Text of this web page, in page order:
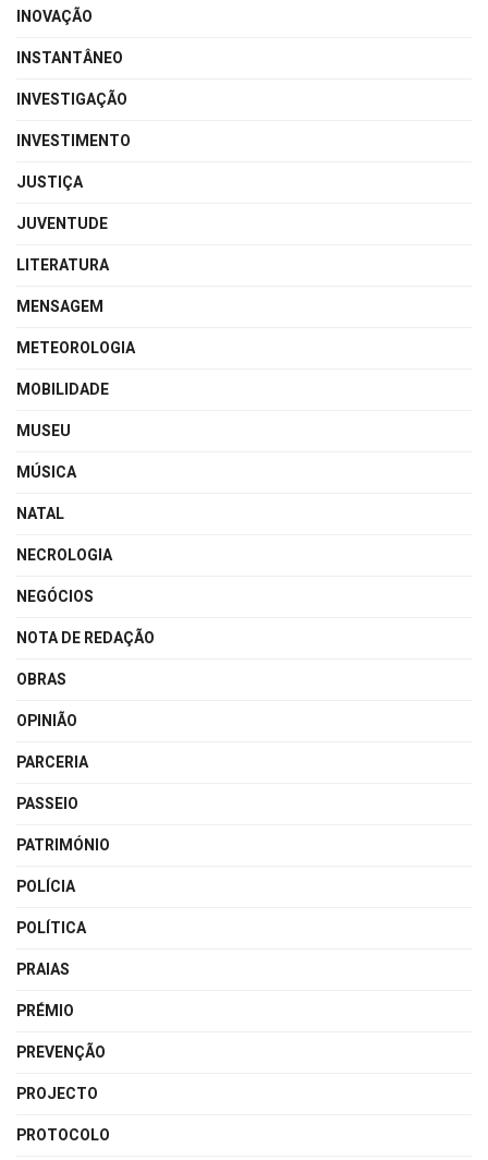
INOVAÇÃO
INSTANTÂNEO
INVESTIGAÇÃO
INVESTIMENTO
JUSTIÇA
JUVENTUDE
LITERATURA
MENSAGEM
METEOROLOGIA
MOBILIDADE
MUSEU
MÚSICA
NATAL
NECROLOGIA
NEGÓCIOS
NOTA DE REDAÇÃO
OBRAS
OPINIÃO
PARCERIA
PASSEIO
PATRIMÓNIO
POLÍCIA
POLÍTICA
PRAIAS
PRÉMIO
PREVENÇÃO
PROJECTO
PROTOCOLO